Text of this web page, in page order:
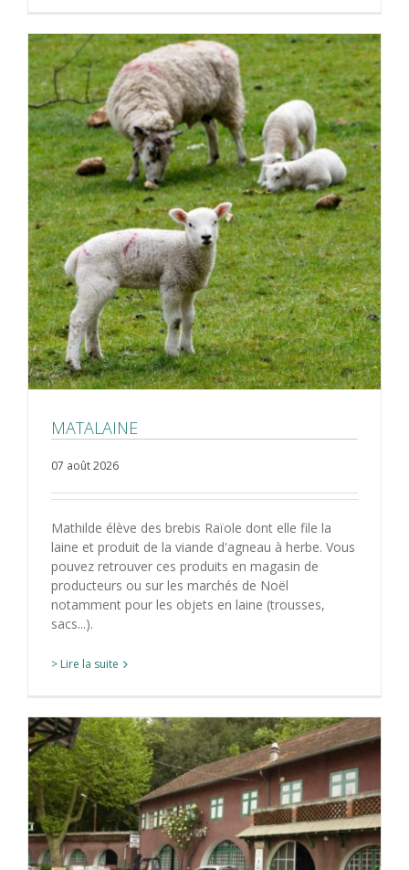
MATALAINE
07 août 2026
Mathilde élève des brebis Raïole dont elle file la
laine et produit de la viande d'agneau à herbe. Vous
pouvez retrouver ces produits en magasin de
producteurs ou sur les marchés de Noël
notamment pour les objets en laine (trousses,
sacs...).
> Lire la suite